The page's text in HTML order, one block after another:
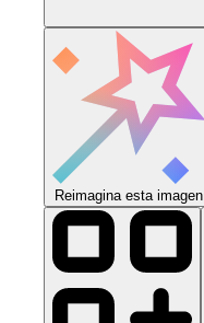
Reimagina esta imagen